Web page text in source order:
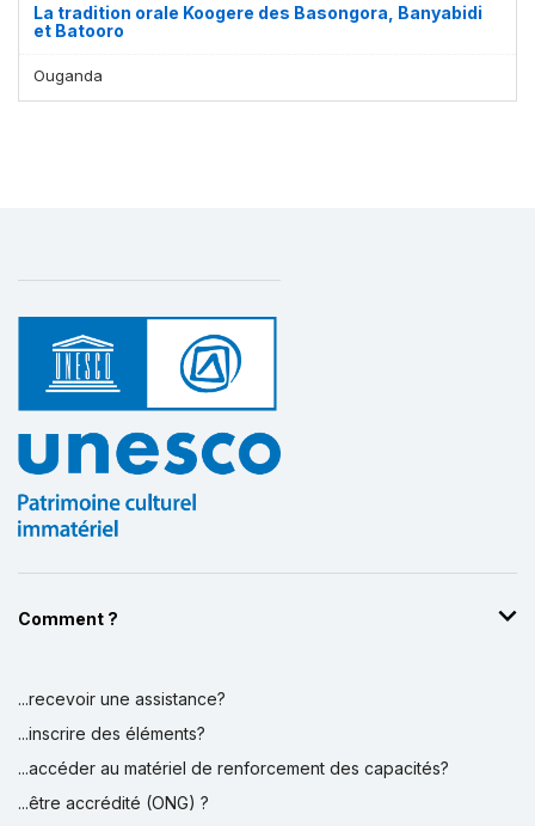
La tradition orale Koogere des Basongora, Banyabidi
et Batooro
Ouganda
Comment ?
...recevoir une assistance?
...inscrire des éléments?
...accéder au matériel de renforcement des capacités?
...être accrédité (ONG) ?